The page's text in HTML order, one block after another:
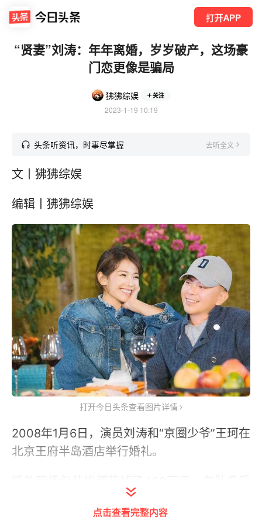
打开APP
“贤妻”刘涛：年年离婚，岁岁破产，这场豪
门恋更像是骗局
狒狒综娱 关注
2023-1-19 10:19
头条听资讯，时事尽掌握 去听全文
文丨狒狒综娱
编辑丨狒狒综娱
打开今日头条查看图片详情
2008年1月6日，演员刘涛和“京圈少爷”王珂在
北京王府半岛酒店举行婚礼。
成为了“名车展览会”，前来参加婚礼的娱乐圈
名人更是数不胜数。点击查看完整内容